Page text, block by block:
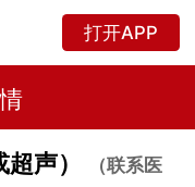
打开APP
声）
（联系医